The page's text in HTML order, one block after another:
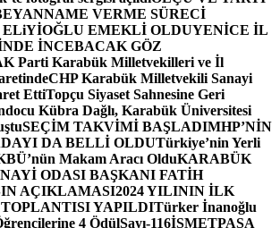
VERME SÜRECİ
EMEKLİ OLDUYENİCE İL
İNCEBACAK GÖZ
Parti Karabük Milletvekilleri ve İl
CHP Karabük Milletvekili Sanayi
EttiTopçu Siyaset Sahnesine Geri
Kübra Dağlı, Karabük Üniversitesi
SEÇİM TAKVİMİ BAŞLADIMHP’NİN
DA BELLİ OLDUTürkiye’nin Yerli
Makam Aracı OlduKARABÜK
ODASI BAŞKANI FATİH
AÇIKLAMASI2024 YILININ İLK
YAPILDITürker İnanoğlu
4 ÖdülSayı-116İSMETPAŞA